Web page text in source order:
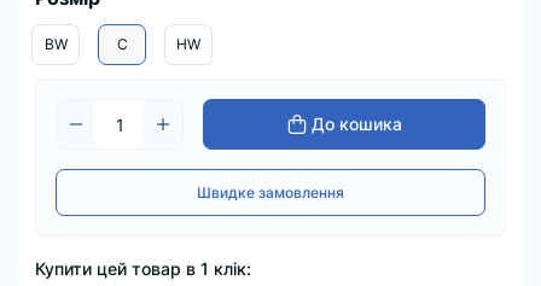
BW С HW
До кошика
Швидке замовлення
Купити цей товар в 1 клік: